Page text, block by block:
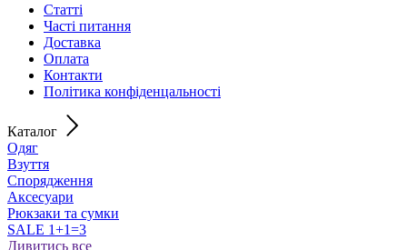
Статті
Часті питання
Доставка
Оплата
Контакти
Політика конфіденцальності
Каталог
Одяг
Взуття
Спорядження
Аксесуари
Рюкзаки та сумки
SALE 1+1=3
Дивитись все